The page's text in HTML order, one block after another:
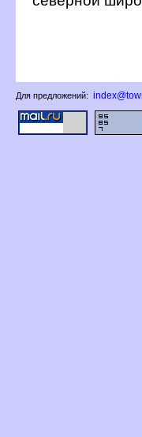
Для предложений: